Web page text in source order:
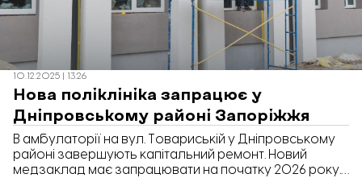
10.12.2025 | 13:26
Нова поліклініка запрацює у
Дніпровському районі Запоріжжя
В амбулаторії на вул. Товариській у Дніпровському
районі завершують капітальний ремонт. Новий
медзаклад має запрацювати на початку 2026 року.